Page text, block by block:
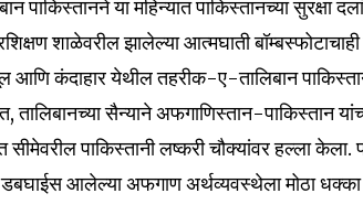
पाकिस्तानने या महिन्यात पाकिस्तानच्या सुरक्षा
शाळेवरील झालेल्या आत्मघाती
आणि कंदाहार येथील तहरीक-ए-तालिबान
तालिबानच्या सैन्याने अफगाणिस्तान-पाकिस्तान
सीमेवरील पाकिस्तानी लष्करी चौक्यांवर हल्ला
आलेल्या अफगाण अर्थव्यवस्थेला मोठा